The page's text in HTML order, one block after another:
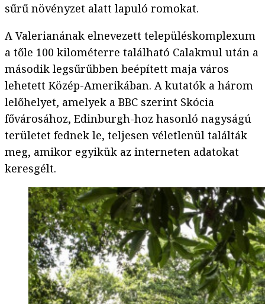
sűrű növényzet alatt lapuló romokat.
A Valerianának elnevezett településkomplexum
a tőle 100 kilométerre található Calakmul után a
második legsűrűbben beépített maja város
lehetett Közép-Amerikában. A kutatók a három
lelőhelyet, amelyek a BBC szerint Skócia
fővárosához, Edinburgh-hoz hasonló nagyságú
területet fednek le, teljesen véletlenül találták
meg, amikor egyikük az interneten adatokat
keresgélt.